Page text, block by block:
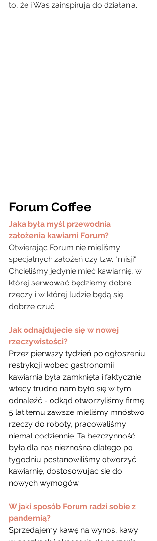
to, że i Was zainspirują do działania.
Forum Coffee
Jaka była myśl przewodnia
założenia kawiarni Forum?
Otwierając Forum nie mieliśmy
specjalnych założeń czy tzw. "misji".
Chcieliśmy jedynie mieć kawiarnię, w
której serwować będziemy dobre
rzeczy i w której ludzie będą się
dobrze czuć.
Jak odnajdujecie się w nowej
rzeczywistości?
Przez pierwszy tydzień po ogłoszeniu
restrykcji wobec gastronomii
kawiarnia była zamknięta i faktycznie
wtedy trudno nam było się w tym
odnaleźć - odkąd otworzyliśmy firmę
5 lat temu zawsze mieliśmy mnóstwo
rzeczy do roboty, pracowaliśmy
niemal codziennie. Ta bezczynność
była dla nas nieznośna dlatego po
tygodniu postanowiliśmy otworzyć
kawiarnię, dostosowując się do
nowych wymogów.
W jaki sposób Forum radzi sobie z
pandemią?
Sprzedajemy kawę na wynos, kawy